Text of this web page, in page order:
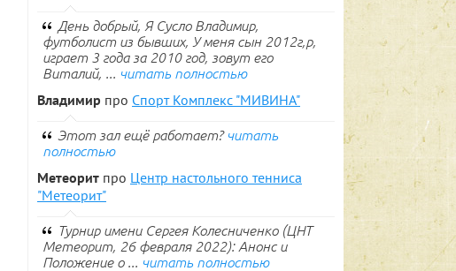
День добрый, Я Сусло Владимир,
футболист из бывших, У меня сын 2012г,р,
играет 3 года за 2010 год, зовут его
Виталий, ... читать полностью
Владимир про Спорт Комплекс "МИВИНА"
Этот зал ещё работает? читать
полностью
Метеорит про Центр настольного тенниса
"Метеорит"
Турнир имени Сергея Колесниченко (ЦНТ
Метеорит, 26 февраля 2022): Анонс и
Положение о ... читать полностью